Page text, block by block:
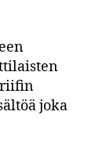
joka